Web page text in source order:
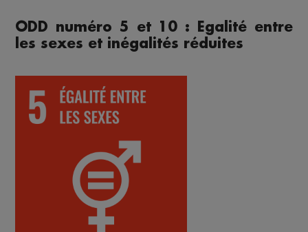
ODD numéro 5 et 10 : Egalité entre
les sexes et inégalités réduites